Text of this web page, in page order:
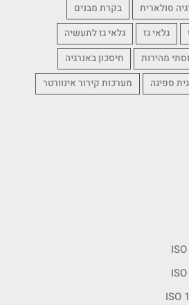
סולארית
בקרת מבנים
גלאי גז
גלאי גז לתעשיה
מהירות
חיסכון באנרגיה
ספיגה
מערכות קירור אינוורטר
ISO